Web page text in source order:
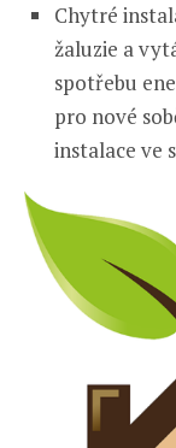
Chytré
žaluzie a
spotřebu
pro nové
instalace ve